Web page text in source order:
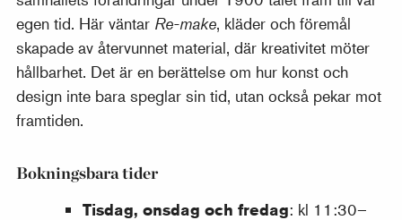
egen tid. Här väntar Re-make, kläder och föremål
skapade av återvunnet material, där kreativitet möter
hållbarhet. Det är en berättelse om hur konst och
design inte bara speglar sin tid, utan också pekar mot
framtiden.
Bokningsbara tider
Tisdag, onsdag och fredag: kl 11:30–